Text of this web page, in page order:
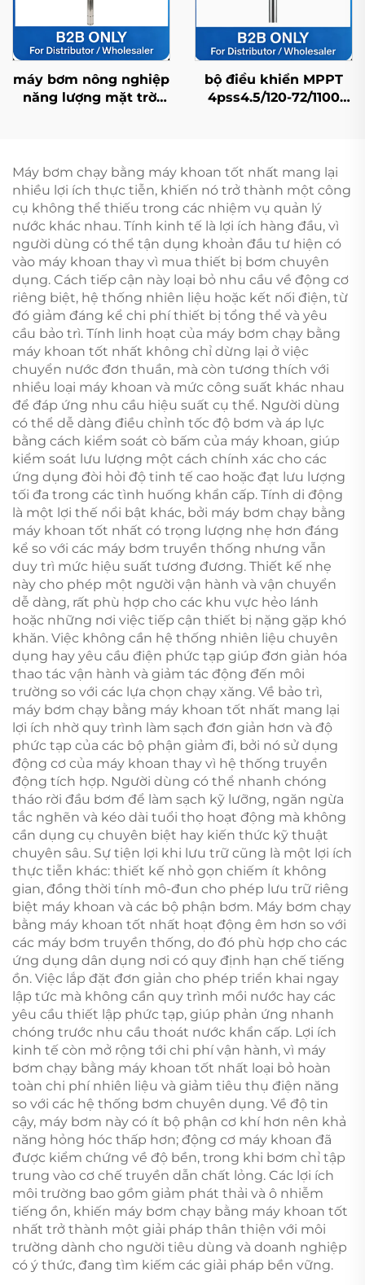
máy bơm nông nghiệp
năng lượng mặt trời
tiêu cây trồng
bộ điều khiển MPPT
4pss4.5/120-72/1100
nước sinh hoạt gia
đình
Máy bơm chạy bằng máy khoan tốt nhất mang lại
nhiều lợi ích thực tiễn, khiến nó trở thành một công
cụ không thể thiếu trong các nhiệm vụ quản lý
nước khác nhau. Tính kinh tế là lợi ích hàng đầu, vì
người dùng có thể tận dụng khoản đầu tư hiện có
vào máy khoan thay vì mua thiết bị bơm chuyên
dụng. Cách tiếp cận này loại bỏ nhu cầu về động cơ
riêng biệt, hệ thống nhiên liệu hoặc kết nối điện, từ
đó giảm đáng kể chi phí thiết bị tổng thể và yêu
cầu bảo trì. Tính linh hoạt của máy bơm chạy bằng
máy khoan tốt nhất không chỉ dừng lại ở việc
chuyển nước đơn thuần, mà còn tương thích với
nhiều loại máy khoan và mức công suất khác nhau
để đáp ứng nhu cầu hiệu suất cụ thể. Người dùng
có thể dễ dàng điều chỉnh tốc độ bơm và áp lực
bằng cách kiểm soát cò bấm của máy khoan, giúp
kiểm soát lưu lượng một cách chính xác cho các
ứng dụng đòi hỏi độ tinh tế cao hoặc đạt lưu lượng
tối đa trong các tình huống khẩn cấp. Tính di động
là một lợi thế nổi bật khác, bởi máy bơm chạy bằng
máy khoan tốt nhất có trọng lượng nhẹ hơn đáng
kể so với các máy bơm truyền thống nhưng vẫn
duy trì mức hiệu suất tương đương. Thiết kế nhẹ
này cho phép một người vận hành và vận chuyển
dễ dàng, rất phù hợp cho các khu vực hẻo lánh
hoặc những nơi việc tiếp cận thiết bị nặng gặp khó
khăn. Việc không cần hệ thống nhiên liệu chuyên
dụng hay yêu cầu điện phức tạp giúp đơn giản hóa
thao tác vận hành và giảm tác động đến môi
trường so với các lựa chọn chạy xăng. Về bảo trì,
máy bơm chạy bằng máy khoan tốt nhất mang lại
lợi ích nhờ quy trình làm sạch đơn giản hơn và độ
phức tạp của các bộ phận giảm đi, bởi nó sử dụng
động cơ của máy khoan thay vì hệ thống truyền
động tích hợp. Người dùng có thể nhanh chóng
tháo rời đầu bơm để làm sạch kỹ lưỡng, ngăn ngừa
tắc nghẽn và kéo dài tuổi thọ hoạt động mà không
cần dụng cụ chuyên biệt hay kiến thức kỹ thuật
chuyên sâu. Sự tiện lợi khi lưu trữ cũng là một lợi ích
thực tiễn khác: thiết kế nhỏ gọn chiếm ít không
gian, đồng thời tính mô-đun cho phép lưu trữ riêng
biệt máy khoan và các bộ phận bơm. Máy bơm chạy
bằng máy khoan tốt nhất hoạt động êm hơn so với
các máy bơm truyền thống, do đó phù hợp cho các
ứng dụng dân dụng nơi có quy định hạn chế tiếng
ồn. Việc lắp đặt đơn giản cho phép triển khai ngay
lập tức mà không cần quy trình mồi nước hay các
yêu cầu thiết lập phức tạp, giúp phản ứng nhanh
chóng trước nhu cầu thoát nước khẩn cấp. Lợi ích
kinh tế còn mở rộng tới chi phí vận hành, vì máy
bơm chạy bằng máy khoan tốt nhất loại bỏ hoàn
toàn chi phí nhiên liệu và giảm tiêu thụ điện năng
so với các hệ thống bơm chuyên dụng. Về độ tin
cậy, máy bơm này có ít bộ phận cơ khí hơn nên khả
năng hỏng hóc thấp hơn; động cơ máy khoan đã
được kiểm chứng về độ bền, trong khi bơm chỉ tập
trung vào cơ chế truyền dẫn chất lỏng. Các lợi ích
môi trường bao gồm giảm phát thải và ô nhiễm
tiếng ồn, khiến máy bơm chạy bằng máy khoan tốt
nhất trở thành một giải pháp thân thiện với môi
trường dành cho người tiêu dùng và doanh nghiệp
có ý thức, đang tìm kiếm các giải pháp bền vững.